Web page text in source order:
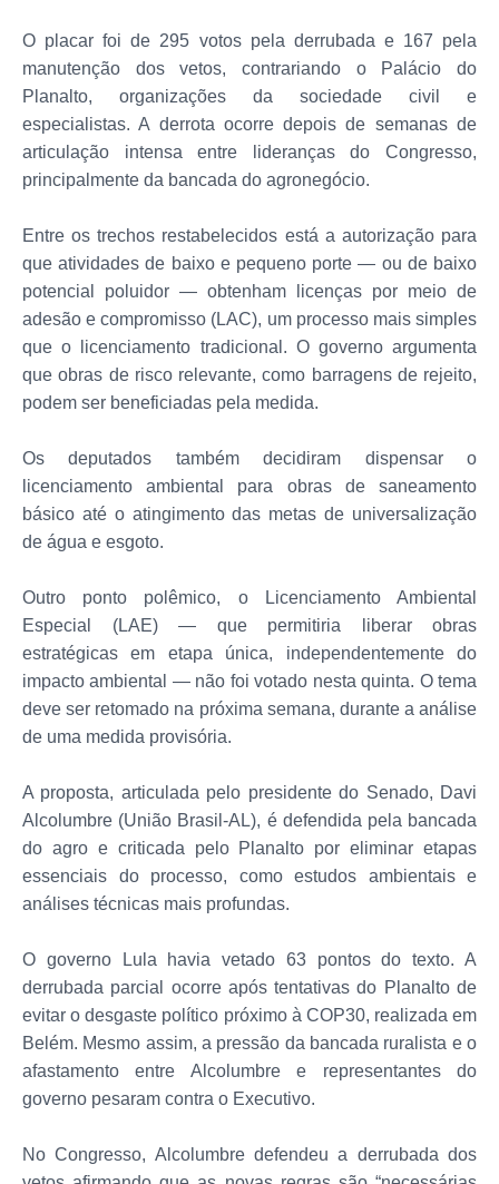
O placar foi de 295 votos pela derrubada e 167 pela
manutenção dos vetos, contrariando o Palácio do
Planalto, organizações da sociedade civil e
especialistas. A derrota ocorre depois de semanas de
articulação intensa entre lideranças do Congresso,
principalmente da bancada do agronegócio.
Entre os trechos restabelecidos está a autorização para
que atividades de baixo e pequeno porte — ou de baixo
potencial poluidor — obtenham licenças por meio de
adesão e compromisso (LAC), um processo mais simples
que o licenciamento tradicional. O governo argumenta
que obras de risco relevante, como barragens de rejeito,
podem ser beneficiadas pela medida.
Os deputados também decidiram dispensar o
licenciamento ambiental para obras de saneamento
básico até o atingimento das metas de universalização
de água e esgoto.
Outro ponto polêmico, o Licenciamento Ambiental
Especial (LAE) — que permitiria liberar obras
estratégicas em etapa única, independentemente do
impacto ambiental — não foi votado nesta quinta. O tema
deve ser retomado na próxima semana, durante a análise
de uma medida provisória.
A proposta, articulada pelo presidente do Senado, Davi
Alcolumbre (União Brasil-AL), é defendida pela bancada
do agro e criticada pelo Planalto por eliminar etapas
essenciais do processo, como estudos ambientais e
análises técnicas mais profundas.
O governo Lula havia vetado 63 pontos do texto. A
derrubada parcial ocorre após tentativas do Planalto de
evitar o desgaste político próximo à COP30, realizada em
Belém. Mesmo assim, a pressão da bancada ruralista e o
afastamento entre Alcolumbre e representantes do
governo pesaram contra o Executivo.
No Congresso, Alcolumbre defendeu a derrubada dos